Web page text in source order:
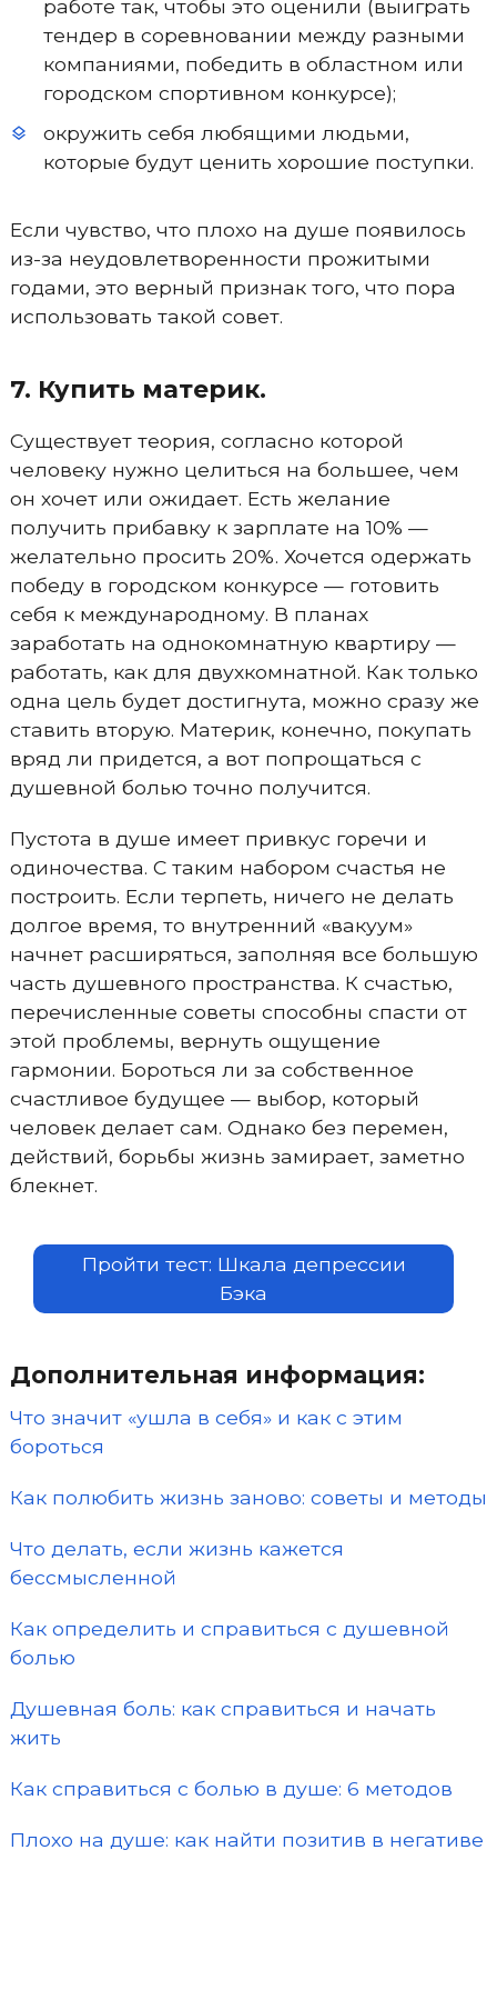
работе так, чтобы это оценили (выиграть
тендер в соревновании между разными
компаниями, победить в областном или
городском спортивном конкурсе);
окружить себя любящими людьми,
которые будут ценить хорошие поступки.
Если чувство, что плохо на душе появилось
из-за неудовлетворенности прожитыми
годами, это верный признак того, что пора
использовать такой совет.
7. Купить материк.
Существует теория, согласно которой
человеку нужно целиться на большее, чем
он хочет или ожидает. Есть желание
получить прибавку к зарплате на 10% —
желательно просить 20%. Хочется одержать
победу в городском конкурсе — готовить
себя к международному. В планах
заработать на однокомнатную квартиру —
работать, как для двухкомнатной. Как только
одна цель будет достигнута, можно сразу же
ставить вторую. Материк, конечно, покупать
вряд ли придется, а вот попрощаться с
душевной болью точно получится.
Пустота в душе имеет привкус горечи и
одиночества. С таким набором счастья не
построить. Если терпеть, ничего не делать
долгое время, то внутренний «вакуум»
начнет расширяться, заполняя все большую
часть душевного пространства. К счастью,
перечисленные советы способны спасти от
этой проблемы, вернуть ощущение
гармонии. Бороться ли за собственное
счастливое будущее — выбор, который
человек делает сам. Однако без перемен,
действий, борьбы жизнь замирает, заметно
блекнет.
Пройти тест: Шкала депрессии
Бэка
Дополнительная информация:
Что значит «ушла в себя» и как с этим
бороться
Как полюбить жизнь заново: советы и методы
Что делать, если жизнь кажется
бессмысленной
Как определить и справиться с душевной
болью
Душевная боль: как справиться и начать
жить
Как справиться с болью в душе: 6 методов
Плохо на душе: как найти позитив в негативе